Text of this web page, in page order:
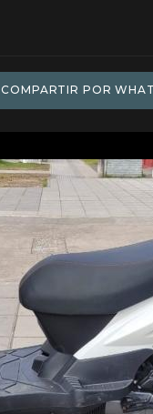
COMPARTIR POR